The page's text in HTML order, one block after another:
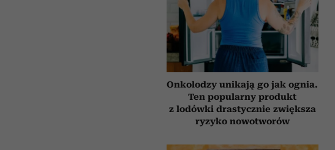
Onkolodzy unikają go jak ognia.
Ten popularny produkt
z lodówki drastycznie zwiększa
ryzyko nowotworów